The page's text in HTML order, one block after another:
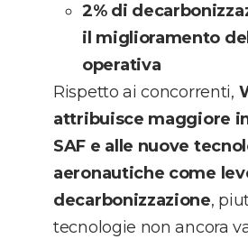
2% di
il miglioramento
operativa
Rispetto ai concorrenti,
attribuisce maggiore
SAF e alle nuove
aeronautiche come
decarbonizzazione,
tecnologie non ancora